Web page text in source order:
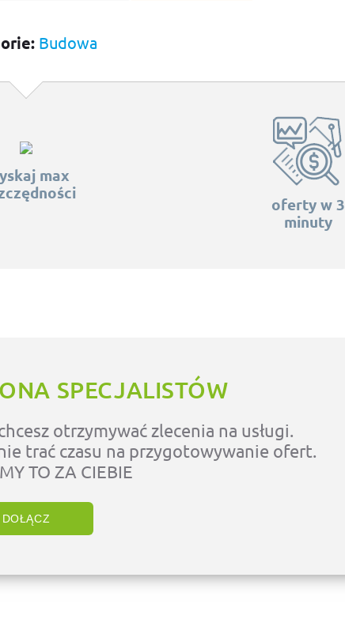
Budowa
max
oferty w 3
minuty
SPECJALISTÓW
otrzymywać zlecenia na usługi.
trać czasu na przygotowywanie ofert.
TO ZA CIEBIE
DOŁĄCZ